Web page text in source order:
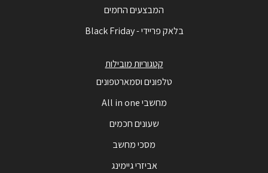
המבצעים החמים
בלאק פריידי - Black Friday
קטגוריות מובילות
טלפונים וסמארטפונים
מחשבי All in one
שעונים חכמים
מסכי מחשב
אביזרי גיימינג